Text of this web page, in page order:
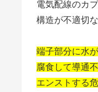
電気配線のカ
構造が不適切
端子部分に水
腐食して導通
エンストする